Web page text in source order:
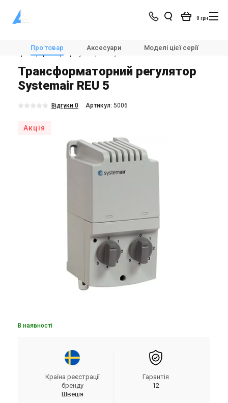
0 грн
Магазин Вентиляція
Автоматика для вентиляції
Трансформаторні регулятори
Systemair REU 5
Про товар Аксесуари Моделі цієї серії
Трансформаторний регулятор
Systemair REU 5
Відгуки 0 Aртикул: 5006
Акція
В наявності
Країна реєстрації
бренду
Швеція
Гарантія
12